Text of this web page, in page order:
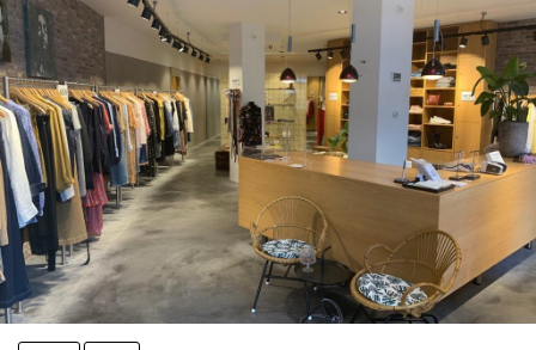
Het laatste nieuws in Eindhoven
Lijstjes met Eindhoven tips
Roddels...
Restaurants en meer
Agenda
Hotels
Eindhovense Rondjes
Te koop en te huur